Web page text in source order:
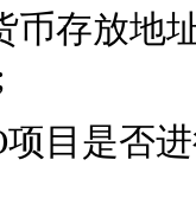
存放地址
是否进